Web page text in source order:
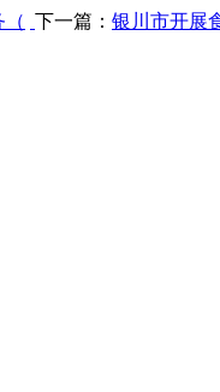
（ 下一篇： 银川市开展